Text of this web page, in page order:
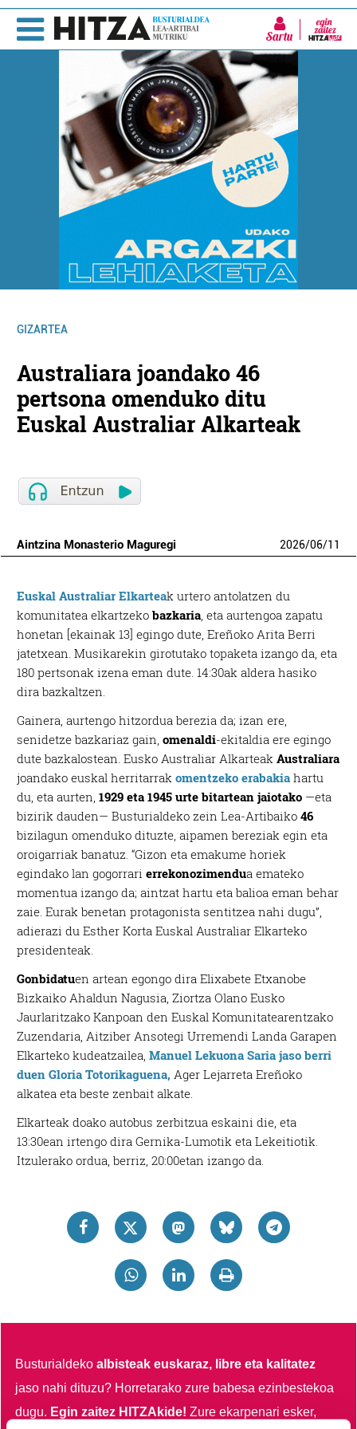
Sartu
GIZARTEA
Australiara joandako 46
pertsona omenduko ditu
Euskal Australiar Alkarteak
Aintzina Monasterio Maguregi 2026/06/11
Euskal Australiar Elkarteak urtero antolatzen du
komunitatea elkartzekobazkaria, eta aurtengoa zapatu
honetan [ekainak 13] egingo dute, Ereñoko Arita Berri
jatetxean. Musikarekin girotutako topaketa izango da, eta
180 pertsonak izena eman dute. 14:30ak aldera hasiko
dira bazkaltzen.
Gainera, aurtengo hitzordua berezia da; izan ere,
senidetze bazkariaz gain,omenaldi-ekitaldia ere egingo
dute bazkalostean. Eusko Australiar AlkarteakAustraliara
joandako euskal herritarrakomentzeko erabakia hartu
du, eta aurten,1929 eta 1945 urte bitartean jaiotako —eta
bizirik dauden— Busturialdeko zein Lea-Artibaiko46
bizilagun omenduko dituzte, aipamen bereziak egin eta
oroigarriak banatuz. “Gizon eta emakume horiek
egindako lan gogorrarierrekonozimendua emateko
momentua izango da; aintzat hartu eta balioa eman behar
zaie. Eurak benetan protagonista sentitzea nahi dugu”,
adierazi du Esther Korta Euskal Australiar Elkarteko
presidenteak.
Gonbidatuen artean egongo dira Elixabete Etxanobe
Bizkaiko Ahaldun Nagusia, Ziortza Olano Eusko
Jaurlaritzako Kanpoan den Euskal Komunitatearentzako
Zuzendaria, Aitziber Ansotegi Urremendi Landa Garapen
Elkarteko kudeatzailea,Manuel Lekuona Saria jaso berri
duen Gloria Totorikaguena, Ager Lejarreta Ereñoko
alkatea eta beste zenbait alkate.
Elkarteak doako autobus zerbitzua eskaini die, eta
13:30ean irtengo dira Gernika-Lumotik eta Lekeitiotik.
Itzulerako ordua, berriz, 20:00etan izango da.
Busturialdekoalbisteak euskaraz, libre eta kalitatez
jaso nahi dituzu? Horretarako zure babesa ezinbestekoa
dugu. Egin zaitez HITZAkide!Zure ekarpenari esker,